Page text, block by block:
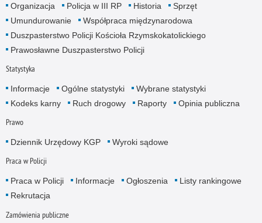
Organizacja
Policja w III RP Historia
Sprzęt
Umundurowanie
Współpraca międzynarodowa
Duszpasterstwo Policji Kościoła Rzymskokatolickiego
Prawosławne Duszpasterstwo Policji
Statystyka
Informacje Ogólne statystyki
Wybrane statystyki
Kodeks karny
Ruch drogowy Raporty Opinia publiczna
Prawo
Dziennik Urzędowy KGP Wyroki sądowe
Praca w Policji
Praca w Policji Informacje Ogłoszenia
Listy rankingowe
Rekrutacja
Zamówienia publiczne